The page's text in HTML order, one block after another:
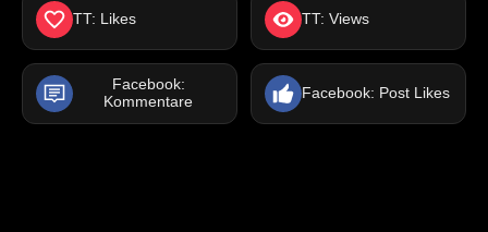
TT: Likes TT: Views
Facebook:
Kommentare
Facebook: Post Likes